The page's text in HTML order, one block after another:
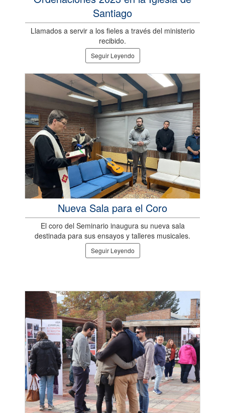
Santiago
Llamados a servir a los fieles a través del ministerio
recibido.
Seguir Leyendo
Nueva Sala para el Coro
El coro del Seminario inaugura su nueva sala
destinada para sus ensayos y talleres musicales.
Seguir Leyendo